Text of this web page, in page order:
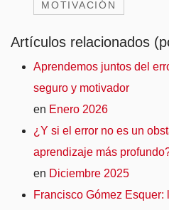
MOTIVACIÓN
Artículos relacionados
Aprendemos juntos del
seguro y motivador
en Enero 2026
¿Y si el error no es un
aprendizaje más
en Diciembre 2025
Francisco Gómez